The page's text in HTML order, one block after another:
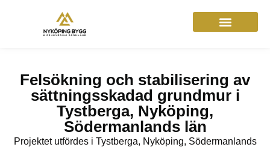
Felsökning och stabilisering av
sättningsskadad grundmur i
Tystberga, Nyköping,
Södermanlands län
Projektet utfördes i Tystberga, Nyköping, Södermanlands